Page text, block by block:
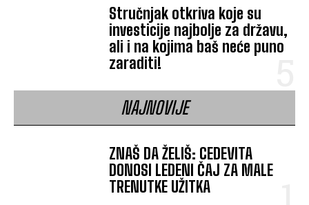
Stručnjak otkriva koje su
investicije najbolje za državu,
ali i na kojima baš neće puno
zaraditi!
NAJNOVIJE
ZNAŠ DA ŽELIŠ: CEDEVITA
DONOSI LEDENI ČAJ ZA MALE
TRENUTKE UŽITKA